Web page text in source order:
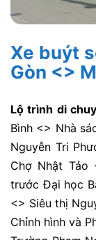
Xe buýt
Gòn <>
Lộ trình di
Bình <> Nhà
Nguyễn Tri
Chợ Nhật Tảo
trước Đại học
<> Siêu thị
Chỉnh hình và